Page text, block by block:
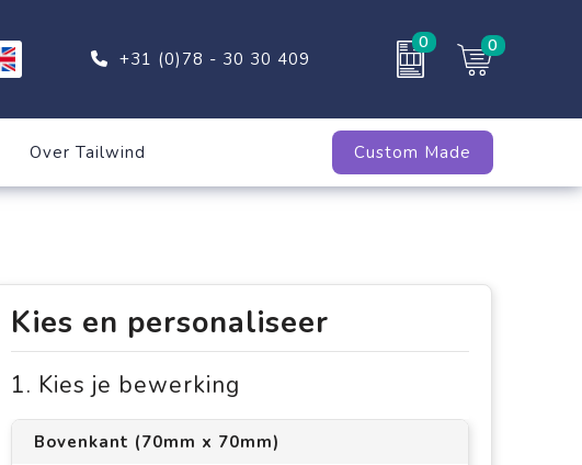
+31 (0)78 - 30 30 409
0 0
Over Tailwind Custom Made
Kies en personaliseer
1. Kies je bewerking
Bovenkant (70mm x 70mm)